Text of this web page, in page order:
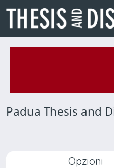
Padua Thesis and
Opzioni